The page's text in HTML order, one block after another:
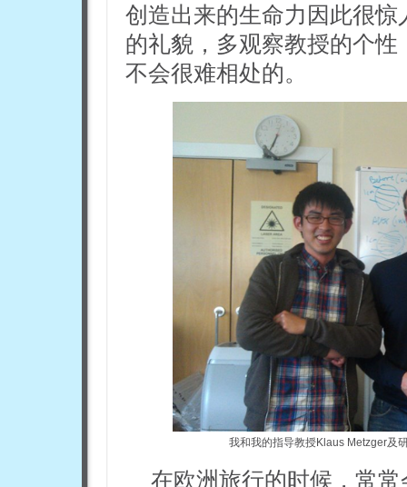
创造出来的生命力因此很
的礼貌，多观察教授的个
不会很难相处的。
我和我的指导教授Klaus Metzger及
在欧洲旅行的时候，常